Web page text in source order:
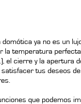
domótica ya no es un
la temperatura
el cierre y la apertura
tus deseos
que podemos